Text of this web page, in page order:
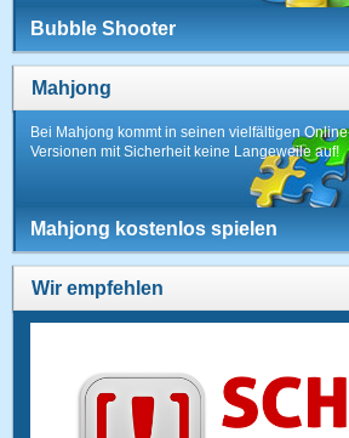
Bubble Shooter
Mahjong
Bei Mahjong kommt in seinen vielfältigen
Versionen mit Sicherheit keine Langeweile auf!
Mahjong kostenlos spielen
Wir empfehlen